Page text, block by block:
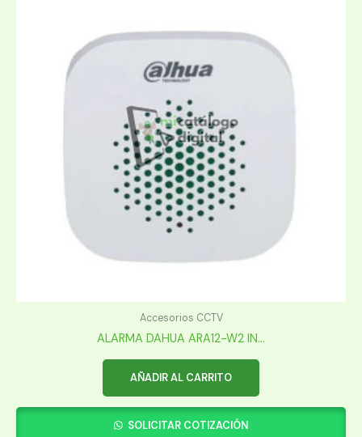
Accesorios CCTV
ALARMA DAHUA ARA12-W2 IN...
AÑADIR AL CARRITO
SOLICITAR COTIZACIÓN